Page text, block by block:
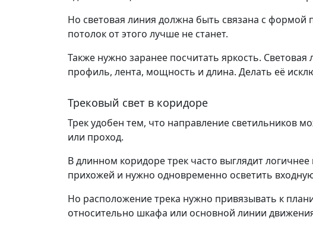
Но световая линия должна быть связана с формой
потолок от этого лучше не станет.
Также нужно заранее посчитать яркость.
профиль, лента, мощность и длина. Делать её
Трековый свет в коридоре
Трек удобен тем, что направление светильников
или проход.
В длинном коридоре трек часто выглядит
прихожей и нужно одновременно осветить
Но расположение трека нужно привязывать к
относительно шкафа или основной линии